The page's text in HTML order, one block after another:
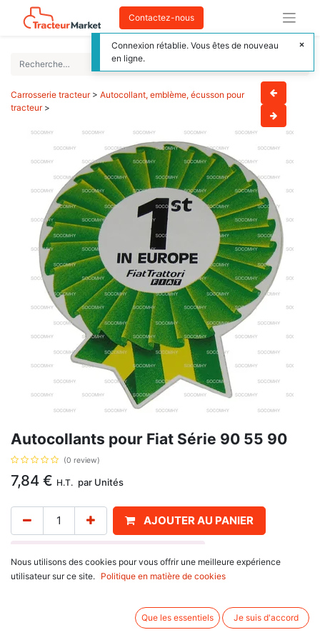
Contactez-nous
Carrosserie tracteur> Autocollant, emblème, écusson pour
tracteur>
Autocollants pour Fiat Série 90 55 90
(0 review)
7,84 € H.T. par Unités
AJOUTER AU PANIER
Fiat - 1er en Europe. Référence d'origine : 2085599. Se monte sur :
100-90, 110-90, 115-90, 130-90, 140-90, 160-90, 180-90,
55-90, 60-90, 65-90, 70-90, 80-90, 85-90, 90-90, 95-90
Nous utilisons des cookies pour vous offrir une meilleure expérience
utilisateur sur ce site.
Politique en matière de cookies
Que les essentiels Je suis d'accord
Connexion rétablie. Vous êtes de nouveau
en ligne.